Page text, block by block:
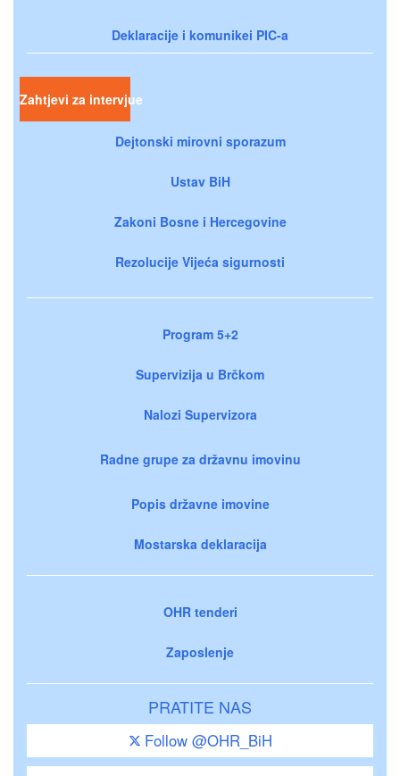
Deklaracije i komunikei PIC-a
Zahtjevi za intervjue
Dejtonski mirovni sporazum
Ustav BiH
Zakoni Bosne i Hercegovine
Rezolucije Vijeća sigurnosti
Program 5+2
Supervizija u Brčkom
Nalozi Supervizora
Radne grupe za državnu imovinu
Popis državne imovine
Mostarska deklaracija
OHR tenderi
Zaposlenje
PRATITE NAS
Follow @OHR_BiH